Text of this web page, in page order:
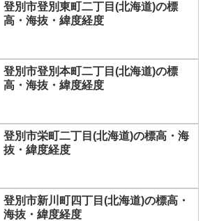
登別市登別東町二丁目(北海道)の標
高・海抜・緯度経度
登別市登別本町二丁目(北海道)の標
高・海抜・緯度経度
登別市栄町二丁目(北海道)の標高・海
抜・緯度経度
登別市新川町四丁目(北海道)の標高・
海抜・緯度経度